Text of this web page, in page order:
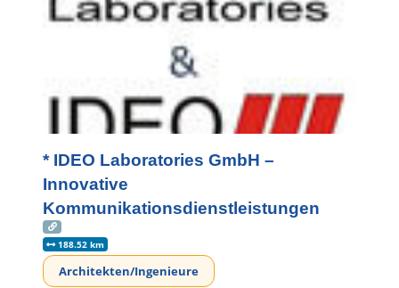
* IDEO Laboratories GmbH –
Innovative
Kommunikationsdienstleistungen
188.52 km
Architekten/Ingenieure